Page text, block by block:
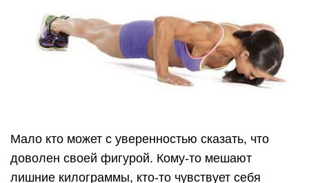
тренажерный зал или на занятия той же
аэробикой. Но, не стоит отчаиваться, небольшую
работу над собой можно проводить и в
домашних условиях, делая упражнения с
Сразу стоит отметить, что это не так
эффективно, как поход в тренажерный зал. Но,
определенный результат от этого будет. Поэтому,